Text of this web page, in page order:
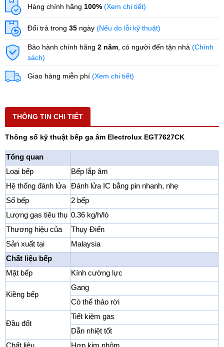
Hàng chính hãng 100% (Xem chi tiết)
Đổi trả trong 35 ngày (Nếu do lỗi kỹ thuật)
Bảo hành chính hãng 2 năm , có người đến tận nhà (Chính
sách)
Giao hàng miễn phí (Xem chi tiết)
THÔNG TIN CHI TIẾT
Thông số kỹ thuật bếp ga âm Electrolux EGT7627CK
Tổng quan
Loại bếp
Bếp lắp âm
Hệ thống đánh lửa
Đánh lửa IC bằng pin nhanh, nhẹ
Số bếp
2 bếp
Lượng gas tiêu thụ 0.36 kg/h/lò
Thương hiệu của
Thụy Điển
Sản xuất tại
Malaysia
Chất liệu bếp
Mặt bếp
Kính cường lực
Kiềng bếp
Gang
Có thể tháo rời
Đầu đốt
Tiết kiệm gas
Dẫn nhiệt tốt
Chất liệu
Hợp kim nhôm